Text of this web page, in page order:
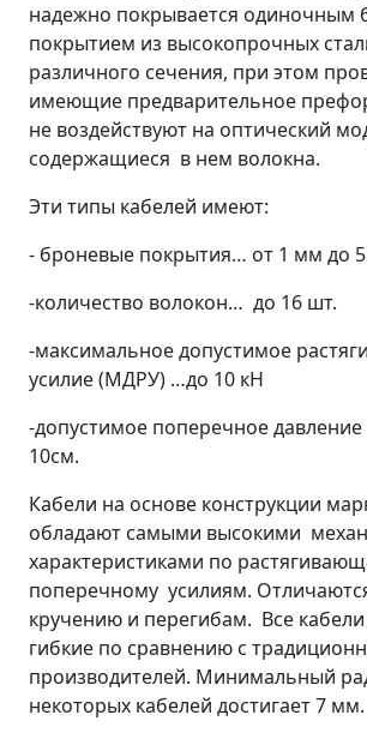
надежно покрывается одиночным
покрытием из высокопрочных
различного сечения, при этом
имеющие предварительное
не воздействуют на оптический
содержащиеся в нем волокна.
Эти типы кабелей имеют:
- броневые покрытия… от 1 мм до
-количество волокон… до 16 шт.
-максимальное допустимое
усилие (МДРУ) …до 10 кН
-допустимое поперечное
10см.
Кабели на основе конструкции
обладают самыми высокими
характеристиками по
поперечному усилиям.
кручению и перегибам. Все
гибкие по сравнению с
производителей. Минимальный
некоторых кабелей достигает 7 мм.